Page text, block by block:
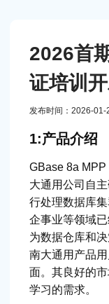
2026首
证培训
发布时间：2026-01-
1:产品介绍
GBase 8a
大通用公司自
行处理数据库
企事业等领域
为数据仓库和
南大通用产品
面。其良好的
学习的需求。